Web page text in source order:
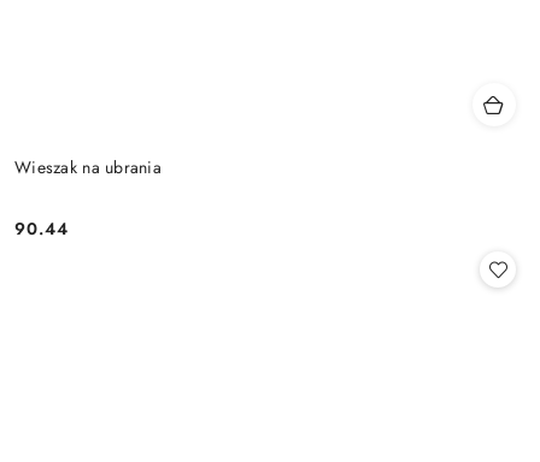
Wieszak na ubrania
Cena:
90.44